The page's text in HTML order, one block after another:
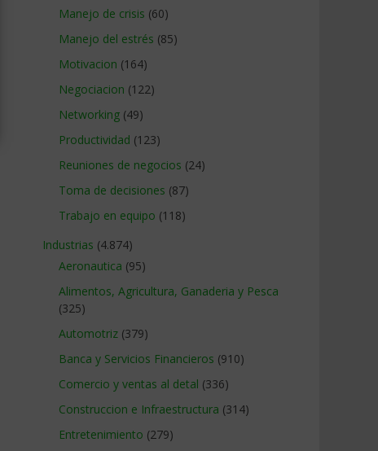
Manejo de crisis (60)
Manejo del estrés (85)
Motivacion (164)
Negociacion (122)
Networking (49)
Productividad (123)
Reuniones de negocios (24)
Toma de decisiones (87)
Trabajo en equipo (118)
Industrias (4.874)
Aeronautica (95)
Alimentos, Agricultura, Ganaderia y Pesca
(325)
Automotriz (379)
Banca y Servicios Financieros (910)
Comercio y ventas al detal (336)
Construccion e Infraestructura (314)
Entretenimiento (279)